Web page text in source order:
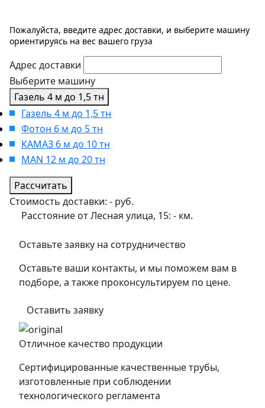
Пожалуйста, введите адрес доставки, и выберите машину
ориентируясь на вес вашего груза
Адрес доставки
Выберите машину
Газель 4 м до 1,5 тн
Газель 4 м до 1,5 тн
Фотон 6 м до 5 тн
КАМАЗ 6 м до 10 тн
MAN 12 м до 20 тн
Рассчитать
Стоимость доставки: - руб.
Расстояние от Лесная улица, 15: - км.
Оставьте заявку на сотрудничество
Оставьте ваши контакты, и мы поможем вам в
подборе, а также проконсультируем по цене.
Оставить заявку
Отличное качество продукции
Сертифицированные качественные трубы,
изготовленные при соблюдении
технологического регламента